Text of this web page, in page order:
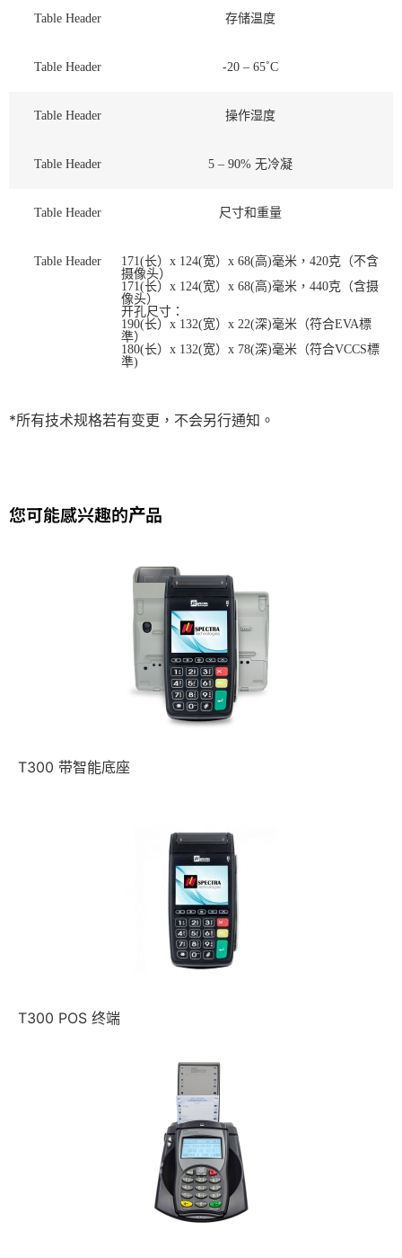
Table Header 存储温度
Table Header -20 – 65˚C
Table Header 操作湿度
Table Header 5 – 90% 无冷凝
Table Header 尺寸和重量
Table Header
171(长）x 124(宽）x 68(高)毫米，420克（不含
摄像头）
171(长）x 124(宽）x 68(高)毫米，440克（含摄
像头）
开孔尺寸：
190(长）x 132(宽）x 22(深)毫米（符合EVA標
準）
180(长）x 132(宽）x 78(深)毫米（符合VCCS標
準)
*所有技术规格若有变更，不会另行通知。
您可能感兴趣的产品
T300 带智能底座
T300 POS 终端